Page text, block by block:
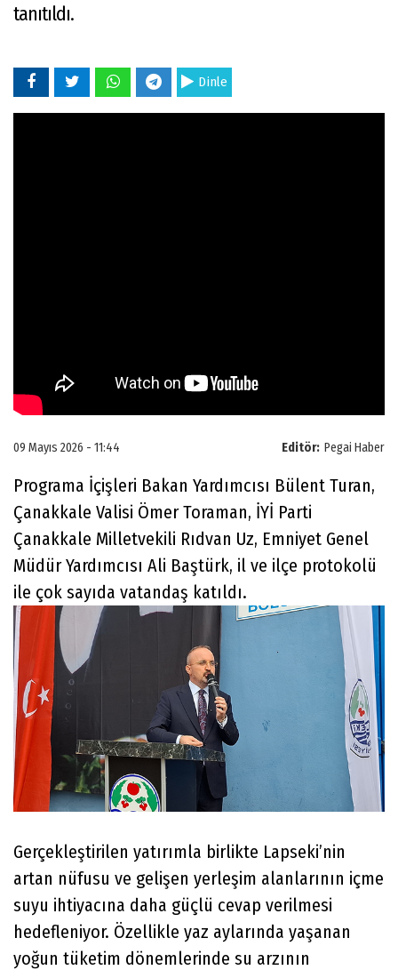
tanıtıldı.
Dinle
Editör: Pegai Haber
09 Mayıs 2026 - 11:44
Programa İçişleri Bakan Yardımcısı Bülent Turan,
Çanakkale Valisi Ömer Toraman, İYİ Parti
Çanakkale Milletvekili Rıdvan Uz, Emniyet Genel
Müdür Yardımcısı Ali Baştürk, il ve ilçe protokolü
ile çok sayıda vatandaş katıldı.
Gerçekleştirilen yatırımla birlikte Lapseki’nin
artan nüfusu ve gelişen yerleşim alanlarının içme
suyu ihtiyacına daha güçlü cevap verilmesi
hedefleniyor. Özellikle yaz aylarında yaşanan
yoğun tüketim dönemlerinde su arzının